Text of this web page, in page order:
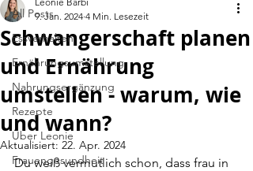
All Posts
Essverhalten
Ernährungsumstellung
Nahrungsergänzung
Rezepte
Über Leonie
Frauengesundheit
Schwangerschaft planen
und Ernährung
umstellen - warum, wie
und wann?
9. Jan. 2024 4 Min. Lesezeit
Aktualisiert: 22. Apr. 2024
Du weiß vermutlich schon, dass frau in